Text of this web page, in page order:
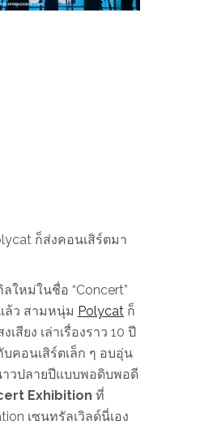
ก็ส่งคอนเสิร์ตมา
ใหม่ในชื่อ “Concert”
ล้ว สามหนุ่ม Polycat ก็
สียง เล่าเรื่องราว 10 ปี
คอนเสิร์ตเล็ก ๆ อบอุ่น
วปลายปีแบบพอดิบพอดี
Exhibition ที่
เซนทรัลเวิลด์นี่เอง